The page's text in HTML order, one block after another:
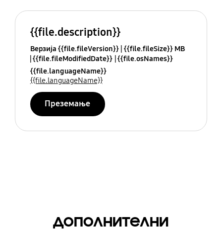
{{file.description}}
Верзија {{file.fileVersion}} {{file.fileSize}} MB
{{file.fileModifiedDate}} {{file.osNames}}
{{file.languageName}}
{{file.languageName}}
Преземање
дополнителни